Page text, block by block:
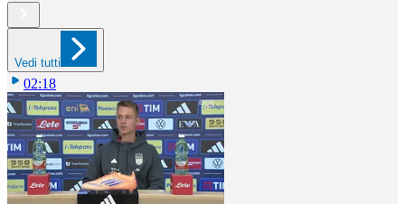
Vedi tutti
02:18